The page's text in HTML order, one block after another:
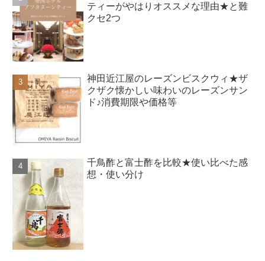
ティーがやはりオススメな理由★と難
クセ2つ
神田近江屋のレーズンビスクウィ★ザ
クザク懐かしい味わいのレーズンサン
ド♪消費期限や価格等
千鳥酢と富士酢を比較★使い比べた感
想・使い分け